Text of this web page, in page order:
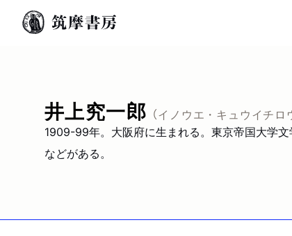
井上究一郎 （イノウエ・キュウイチロ
1909-99年。大阪府に生まれる。東京帝国大学文
などがある。